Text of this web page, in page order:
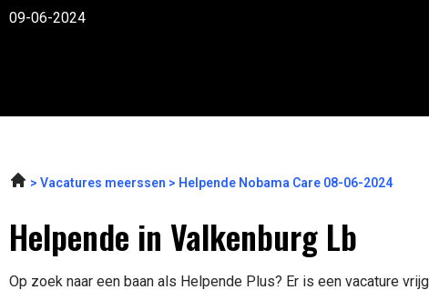
09-06-2024
Vacatures meerssen Helpende Nobama Care 08-06-2024
Helpende in Valkenburg Lb
Op zoek naar een baan als Helpende Plus? Er is een vacature